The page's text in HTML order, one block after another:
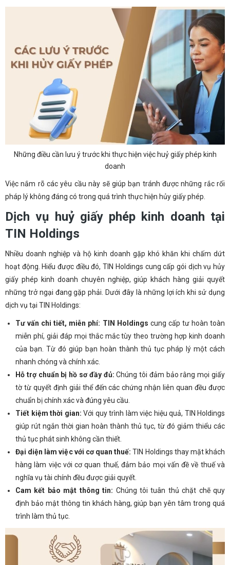
Những điều cần lưu ý trước khi thực hiện việc huỷ giấy phép kinh
doanh
Việc nắm rõ các yêu cầu này sẽ giúp bạn tránh được những rắc rối
pháp lý không đáng có trong quá trình thực hiện hủy giấy phép.
Dịch vụ huỷ giấy phép kinh doanh tại
TIN Holdings
Nhiều doanh nghiệp và hộ kinh doanh gặp khó khăn khi chấm dứt
hoạt động. Hiểu được điều đó, TIN Holdings cung cấp gói dịch vụ hủy
giấy phép kinh doanh chuyên nghiệp, giúp khách hàng giải quyết
những trở ngại đang gặp phải. Dưới đây là những lợi ích khi sử dụng
dịch vụ tại TIN Holdings:
Tư vấn chi tiết, miễn phí: TIN Holdings cung cấp tư hoàn toàn
miễn phí, giải đáp mọi thắc mắc tùy theo trường hợp kinh doanh
của bạn. Từ đó giúp bạn hoàn thành thủ tục pháp lý một cách
nhanh chóng và chính xác.
Hỗ trợ chuẩn bị hồ sơ đầy đủ: Chúng tôi đảm bảo rằng mọi giấy
tờ từ quyết định giải thể đến các chứng nhận liên quan đều được
chuẩn bị chính xác và đúng yêu cầu.
Tiết kiệm thời gian: Với quy trình làm việc hiệu quả, TIN Holdings
giúp rút ngắn thời gian hoàn thành thủ tục, từ đó giảm thiểu các
thủ tục phát sinh không cần thiết.
Đại diện làm việc với cơ quan thuế: TIN Holdings thay mặt khách
hàng làm việc với cơ quan thuế, đảm bảo mọi vấn đề về thuế và
nghĩa vụ tài chính đều được giải quyết.
Cam kết bảo mật thông tin: Chúng tôi tuân thủ chặt chẽ quy
định bảo mật thông tin khách hàng, giúp bạn yên tâm trong quá
trình làm thủ tục.